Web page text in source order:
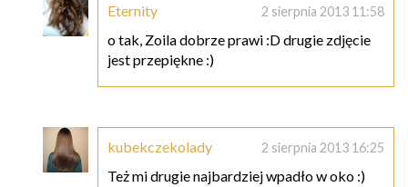
Eternity 2 sierpnia 2013 11:58
o tak, Zoila dobrze prawi :D drugie zdjęcie
jest przepiękne :)
kubekczekolady 2 sierpnia 2013 16:25
Też mi drugie najbardziej wpadło w oko :)